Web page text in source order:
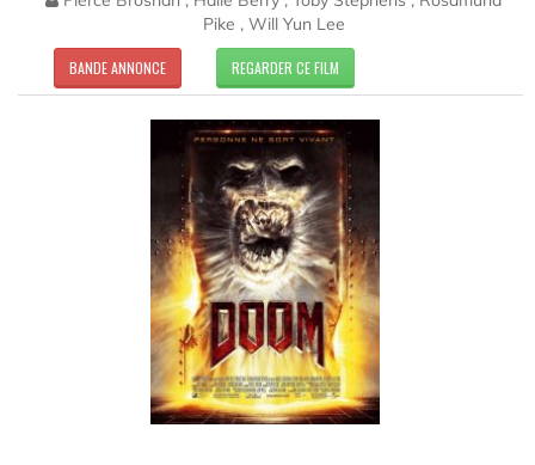
Pike , Will Yun Lee
BANDE ANNONCE REGARDER CE FILM